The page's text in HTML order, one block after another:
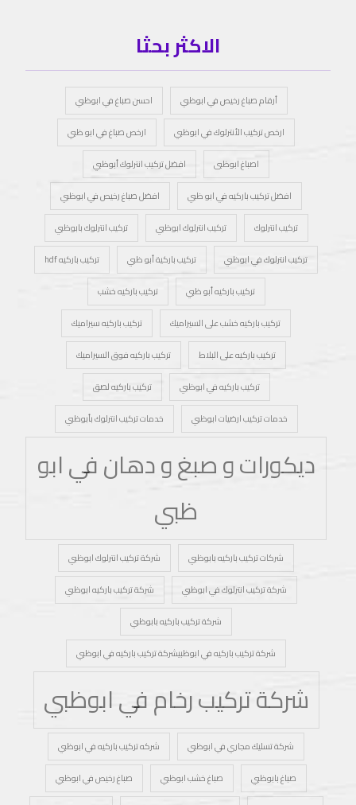
الاكثر بحثا
أرقام صباغ رخيص في ابوظبي
احسن صباغ في ابوظبي
ارخص تركيب الأنترلوك في ابوظبي
ارخص صباغ في ابو ظبي
اصباغ ابوظبى
افضل تركيب انترلوك أبوظبي
افضل تركيب باركيه في ابو ظبي
افضل صباغ رخيص في ابوظبي
تركيب انترلوك
تركيب انترلوك ابوظبي
تركيب انترلوك بابوظبي
تركيب انترلوك في ابوظبي
تركيب باركية أبو ظبي
تركيب باركيه hdf
تركيب باركيه أبو ظبي
تركيب باركيه خشب
تركيب باركيه خشب على السيراميك
تركيب باركيه سيراميك
تركيب باركيه على البلاط
تركيب باركيه فوق السيراميك
تركيب باركيه في ابوظبي
تركيب باركيه لصق
خدمات تركيب ارضيات ابوظبي
خدمات تركيب انترلوك بأبوظبي
ديكورات و صبغ و دهان في ابو
ظبي
شركات تركيب باركيه بابوظبي
شركة تركيب انترلوك ابوظبي
شركة تركيب انترلوك في ابوظبي
شركة تركيب باركيه ابوظبي
شركة تركيب باركيه بابوظبي
شركة تركيب باركيه في ابوظبيشركة تركيب باركيه في ابوظبي
شركة تركيب رخام في ابوظبي
شركة تسليك مجاري في ابوظبي
شركه تركيب باركيه في ابوظبي
صباغ بابوظبي
صباغ خشب ابوظبي
صباغ رخيص في ابوظبي